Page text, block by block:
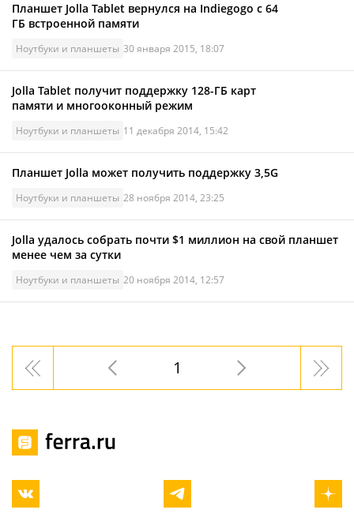
Планшет Jolla Tablet вернулся на Indiegogo с 64
ГБ встроенной памяти
Ноутбуки и планшеты 30 января 2015, 18:07
Jolla Tablet получит поддержку 128-ГБ карт
памяти и многооконный режим
Ноутбуки и планшеты 11 декабря 2014, 15:42
Планшет Jolla может получить поддержку 3,5G
Ноутбуки и планшеты 28 ноября 2014, 23:25
Jolla удалось собрать почти $1 миллион на свой планшет
менее чем за сутки
Ноутбуки и планшеты 20 ноября 2014, 12:57
1